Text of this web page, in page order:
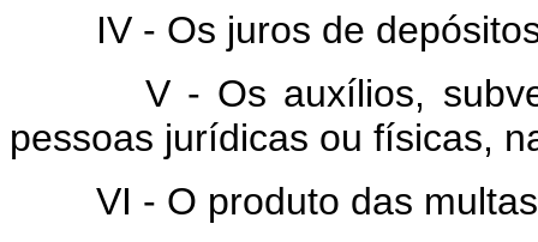
IV - Os juros de depósitos
V - Os auxílios,
pessoas jurídicas ou físicas,
VI - O produto das